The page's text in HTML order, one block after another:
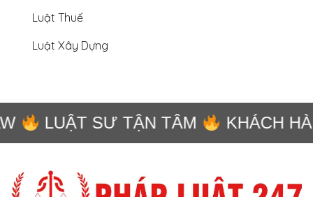
Luật Thuế
Luật Xây Dựng
LUẬT SƯ TẬN TÂM KHÁCH